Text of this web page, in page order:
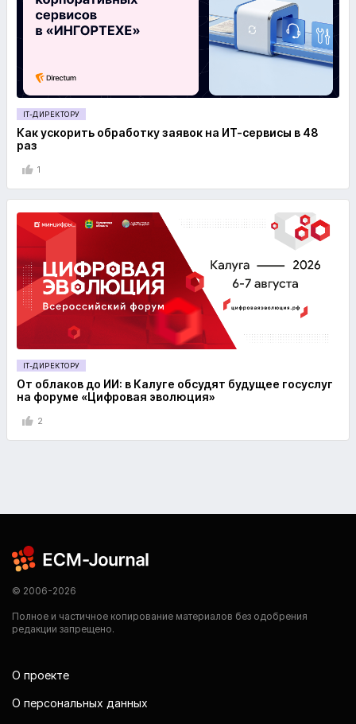
IT-ДИРЕКТОРУ
Как ускорить обработку заявок на ИТ-сервисы в 48
раз
1
IT-ДИРЕКТОРУ
От облаков до ИИ: в Калуге обсудят будущее госуслуг
на форуме «Цифровая эволюция»
2
© 2006-2026
Полное и частичное копирование материалов без одобрения
редакции запрещено.
О проекте
О персональных данных